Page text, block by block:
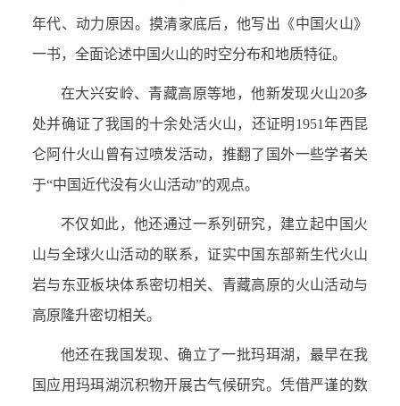
年代、动力原因。摸清家底后，他写出《中国火山》
一书，全面论述中国火山的时空分布和地质特征。
在大兴安岭、青藏高原等地，他新发现火山20多
处并确证了我国的十余处活火山，还证明1951年西昆
仑阿什火山曾有过喷发活动，推翻了国外一些学者关
于“中国近代没有火山活动”的观点。
不仅如此，他还通过一系列研究，建立起中国火
山与全球火山活动的联系，证实中国东部新生代火山
岩与东亚板块体系密切相关、青藏高原的火山活动与
高原隆升密切相关。
他还在我国发现、确立了一批玛珥湖，最早在我
国应用玛珥湖沉积物开展古气候研究。凭借严谨的数